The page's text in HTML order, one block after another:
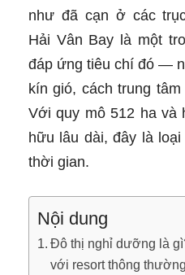
như đã cạn ở các
Hải Vân Bay là một
đáp ứng tiêu chí đó —
kín gió, cách trung
Với quy mô 512 ha và
hữu lâu dài, đây là
thời gian.
Nội dung
Đô thị nghỉ dưỡng là
với resort thông